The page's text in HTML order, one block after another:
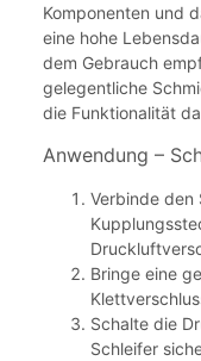
Komponenten und
eine hohe
dem Gebrauch
gelegentliche
die Funktionalität
Anwendung –
Verbinde den
Bringe eine
Schalte die
Schleifer